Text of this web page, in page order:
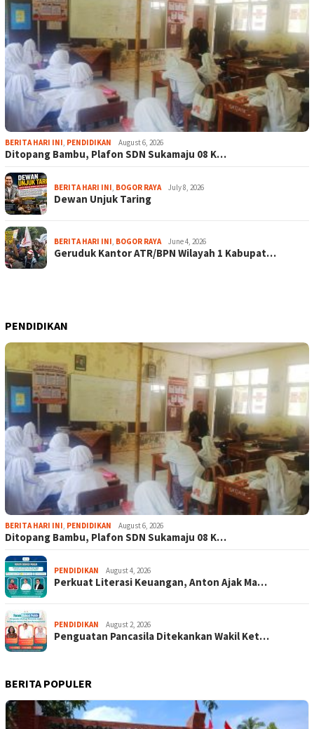
BERITA HARI INI, PENDIDIKAN August 6, 2026
Ditopang Bambu, Plafon SDN Sukamaju 08 K…
BERITA HARI INI, BOGOR RAYA July 8, 2026
Dewan Unjuk Taring
BERITA HARI INI, BOGOR RAYA June 4, 2026
Geruduk Kantor ATR/BPN Wilayah 1 Kabupat…
PENDIDIKAN
BERITA HARI INI, PENDIDIKAN August 6, 2026
Ditopang Bambu, Plafon SDN Sukamaju 08 K…
PENDIDIKAN August 4, 2026
Perkuat Literasi Keuangan, Anton Ajak Ma…
PENDIDIKAN August 2, 2026
Penguatan Pancasila Ditekankan Wakil Ket…
BERITA POPULER